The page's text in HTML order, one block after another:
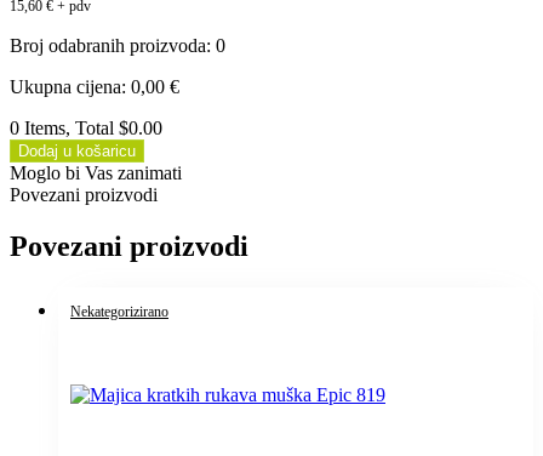
15,60 € + pdv
Broj odabranih proizvoda: 0
Ukupna cijena: 0,00 €
0 Items, Total $0.00
Dodaj u košaricu
Moglo bi Vas zanimati
Povezani proizvodi
Povezani proizvodi
Nekategorizirano